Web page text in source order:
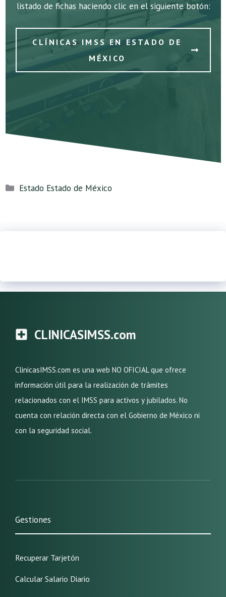
listado de fichas haciendo clic en el siguiente botón:
CLÍNICAS IMSS EN ESTADO DE
MÉXICO
Categorías
Estado Estado de México
CLINICASIMSS.com
ClinicasIMSS.com es una web NO OFICIAL que ofrece
información útil para la realización de trámites
relacionados con el IMSS para activos y jubilados. No
cuenta con relación directa con el Gobierno de México ni
con la seguridad social.
Gestiones
Recuperar Tarjetón
Calcular Salario Diario